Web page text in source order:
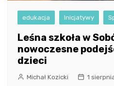
edukacja Inicjatywy
Leśna szkoła w
nowoczesne
dzieci
Michał Kozicki 1